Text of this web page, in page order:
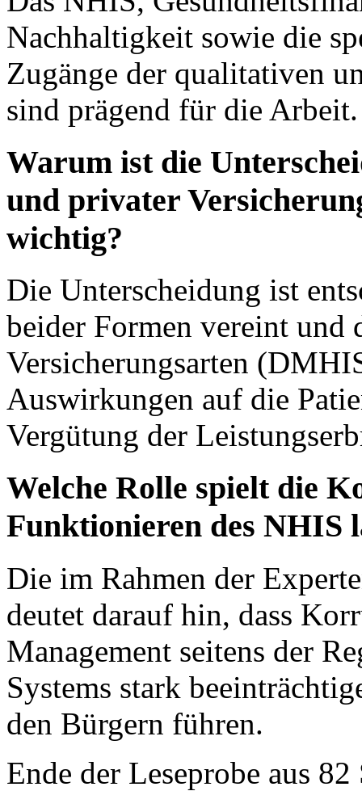
Nachhaltigkeit sowie die
Zugänge der qualitativen
sind prägend für die Arbeit.
Warum ist die
und privater
wichtig?
Die Unterscheidung ist
beider Formen vereint und
Versicherungsarten
Auswirkungen auf die
Vergütung der
Welche Rolle spielt die
Funktionieren des NHIS
Die im Rahmen der
deutet darauf hin, dass
Management seitens der
Systems stark
den Bürgern führen.
Ende der Leseprobe aus